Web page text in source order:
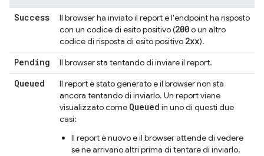
Success
Il browser ha inviato il report e l'endpoint ha risposto
con un codice di esito positivo (200o un altro
codice di risposta di esito positivo 2xx).
Pending Il browser sta tentando di inviare il report.
Queued
Il report è stato generato e il browser non sta
ancora tentando di inviarlo. Un report viene
visualizzato come Queued in uno di questi due
casi:
Il report è nuovo e il browser attende di vedere
se ne arrivano altri prima di tentare di inviarlo.